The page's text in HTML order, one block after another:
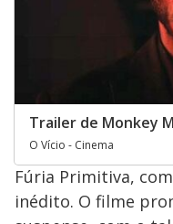
Trailer de Monkey
O Vício - Cinema
Fúria Primitiva,
inédito. O filme